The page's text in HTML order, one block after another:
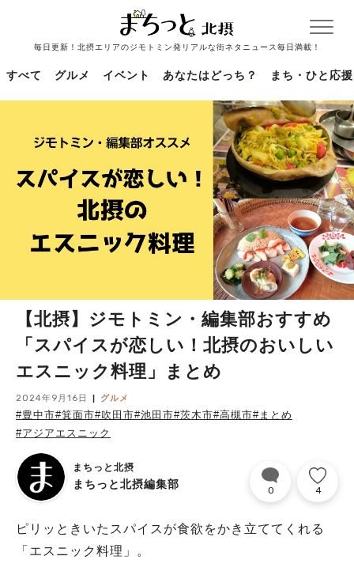
毎日更新！北摂エリアのジモトミン発リアルな街ネタニュース毎日満載！
すべて グルメ イベント あなたはどっち？ まち・ひと応援
【北摂】ジモトミン・編集部おすすめ
「スパイスが恋しい！北摂のおいしい
エスニック料理」まとめ
2024年9月16日 グルメ
#豊中市#箕面市#吹田市#池田市#茨木市#高槻市#まとめ
#アジアエスニック
まちっと北摂
まちっと北摂編集部 0 4
ピリッときいたスパイスが食欲をかき立ててくれる
「エスニック料理」。